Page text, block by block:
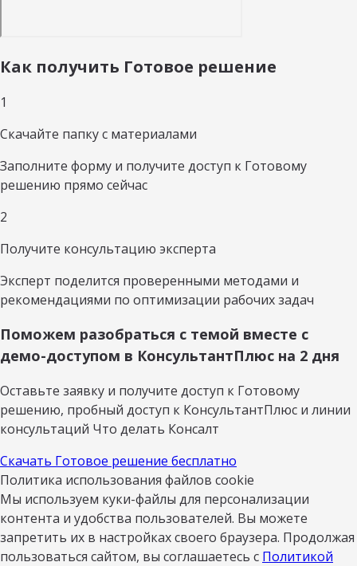
Как получить Готовое решение
1
Скачайте папку с материалами
Заполните форму и получите доступ к Готовому
решению прямо сейчас
2
Получите консультацию эксперта
Эксперт поделится проверенными методами и
рекомендациями по оптимизации рабочих задач
Поможем разобраться с темой вместе с
демо-доступом в КонсультантПлюс на 2 дня
Оставьте заявку и получите доступ к Готовому
решению, пробный доступ к КонсультантПлюс и линии
консультаций Что делать Консалт
Скачать Готовое решение бесплатно
Политика использования файлов cookie
Мы используем куки-файлы для персонализации
контента и удобства пользователей. Вы можете
запретить их в настройках своего браузера. Продолжая
пользоваться сайтом, вы соглашаетесь с Политикой